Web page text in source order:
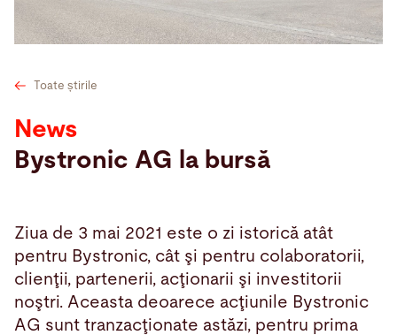
Franța · Romanian Contact myBystronic
Toate știrile
News
Bystronic AG la bursă
Ziua de 3 mai 2021 este o zi istorică atât
pentru Bystronic, cât şi pentru colaboratorii,
clienţii, partenerii, acţionarii şi investitorii
noştri. Aceasta deoarece acţiunile Bystronic
AG sunt tranzacţionate astăzi, pentru prima